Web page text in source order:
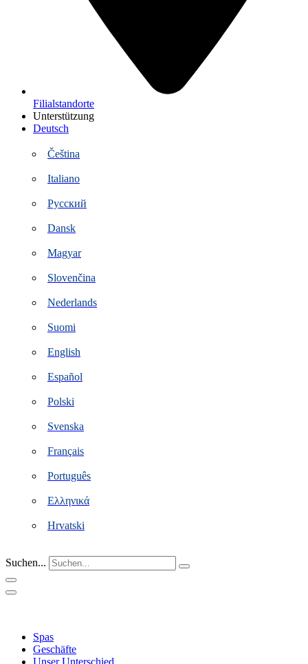
Filialstandorte
Unterstützung
Deutsch
Čeština
Italiano
Русский
Dansk
Magyar
Slovenčina
Nederlands
Suomi
English
Español
Polski
Svenska
Français
Português
Ελληνικά
Hrvatski
Suchen...
Spas
Geschäfte